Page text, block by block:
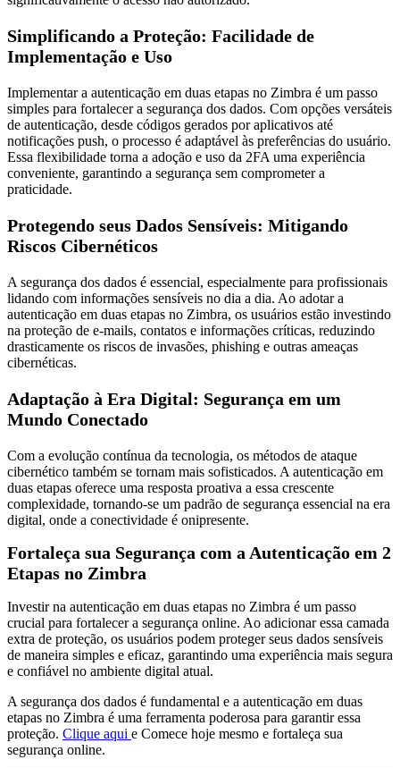
Simplificando a Proteção: Facilidade de
Implementação e Uso
Implementar a autenticação em duas etapas no Zimbra é um passo
simples para fortalecer a segurança dos dados. Com opções versáteis
de autenticação, desde códigos gerados por aplicativos até
notificações push, o processo é adaptável às preferências do usuário.
Essa flexibilidade torna a adoção e uso da 2FA uma experiência
conveniente, garantindo a segurança sem comprometer a
praticidade.
Protegendo seus Dados Sensíveis: Mitigando
Riscos Cibernéticos
A segurança dos dados é essencial, especialmente para profissionais
lidando com informações sensíveis no dia a dia. Ao adotar a
autenticação em duas etapas no Zimbra, os usuários estão investindo
na proteção de e-mails, contatos e informações críticas, reduzindo
drasticamente os riscos de invasões, phishing e outras ameaças
cibernéticas.
Adaptação à Era Digital: Segurança em um
Mundo Conectado
Com a evolução contínua da tecnologia, os métodos de ataque
cibernético também se tornam mais sofisticados. A autenticação em
duas etapas oferece uma resposta proativa a essa crescente
complexidade, tornando-se um padrão de segurança essencial na era
digital, onde a conectividade é onipresente.
Fortaleça sua Segurança com a Autenticação em 2
Etapas no Zimbra
Investir na autenticação em duas etapas no Zimbra é um passo
crucial para fortalecer a segurança online. Ao adicionar essa camada
extra de proteção, os usuários podem proteger seus dados sensíveis
de maneira simples e eficaz, garantindo uma experiência mais segura
e confiável no ambiente digital atual.
A segurança dos dados é fundamental e a autenticação em duas
etapas no Zimbra é uma ferramenta poderosa para garantir essa
proteção. Clique aqui e Comece hoje mesmo e fortaleça sua
segurança online.